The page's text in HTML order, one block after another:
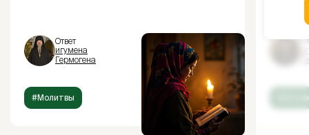
Ответ
игумена
Гермогена
#Молитвы